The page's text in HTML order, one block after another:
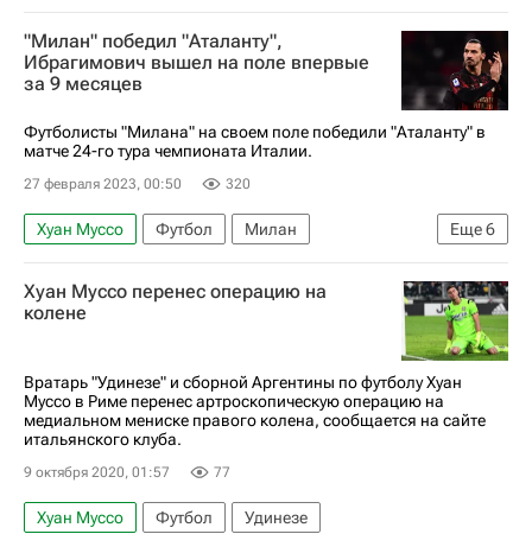
Алексей Миранчук
Берат Джимсити
Аталанта
"Милан" победил "Аталанту",
Ибрагимович вышел на поле впервые
за 9 месяцев
Футболисты "Милана" на своем поле победили "Аталанту" в
матче 24-го тура чемпионата Италии.
27 февраля 2023, 00:50 320
Еще6
Хуан Муссо Футбол
Милан
Златан Ибрагимович
Жуниор Мессиас
Спорт
Аталанта
Салернитана
Серия А 2026-2027 (Чемпионат Италии по футболу)
Хуан Муссо перенес операцию на
колене
Вратарь "Удинезе" и сборной Аргентины по футболу Хуан
Муссо в Риме перенес артроскопическую операцию на
медиальном мениске правого колена, сообщается на сайте
итальянского клуба.
9 октября 2020, 01:57 77
Хуан Муссо Футбол Удинезе